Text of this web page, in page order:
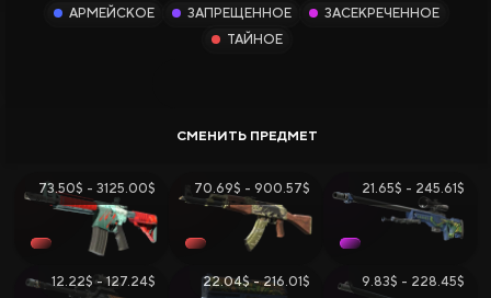
Вики CS2
АРМЕЙСКОЕ ЗАПРЕЩЕННОЕ
ЗАСЕКРЕЧЕННОЕ
ТАЙНОЕ
73.50$ - 3125.00$ 70.69$ - 900.57$ 21.65$ - 245.61$
12.22$ - 127.24$ 22.04$ - 216.01$ 9.83$ - 228.45$